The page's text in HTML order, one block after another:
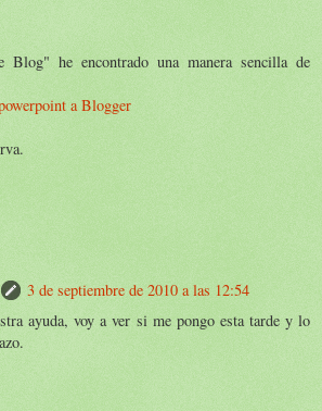
Blog" he encontrado una manera sencilla de
a Blogger
3 de septiembre de 2010 a las 12:54
ayuda, voy a ver si me pongo esta tarde y lo